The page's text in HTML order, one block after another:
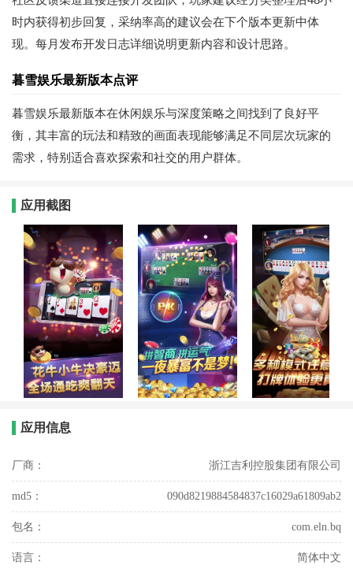
时内获得初步回复，采纳率高的建议会在下个版本更新中体
现。每月发布开发日志详细说明更新内容和设计思路。
暮雪娱乐最新版本点评
暮雪娱乐最新版本在休闲娱乐与深度策略之间找到了良好平
衡，其丰富的玩法和精致的画面表现能够满足不同层次玩家的
需求，特别适合喜欢探索和社交的用户群体。
应用截图
应用信息
厂商： 浙江吉利控股集团有限公司
md5： 090d8219884584837c16029a61809ab2
包名： com.eln.bq
语言： 简体中文